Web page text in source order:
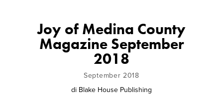
Joy of Medina County
Magazine September
2018
September 2018
di Blake House Publishing